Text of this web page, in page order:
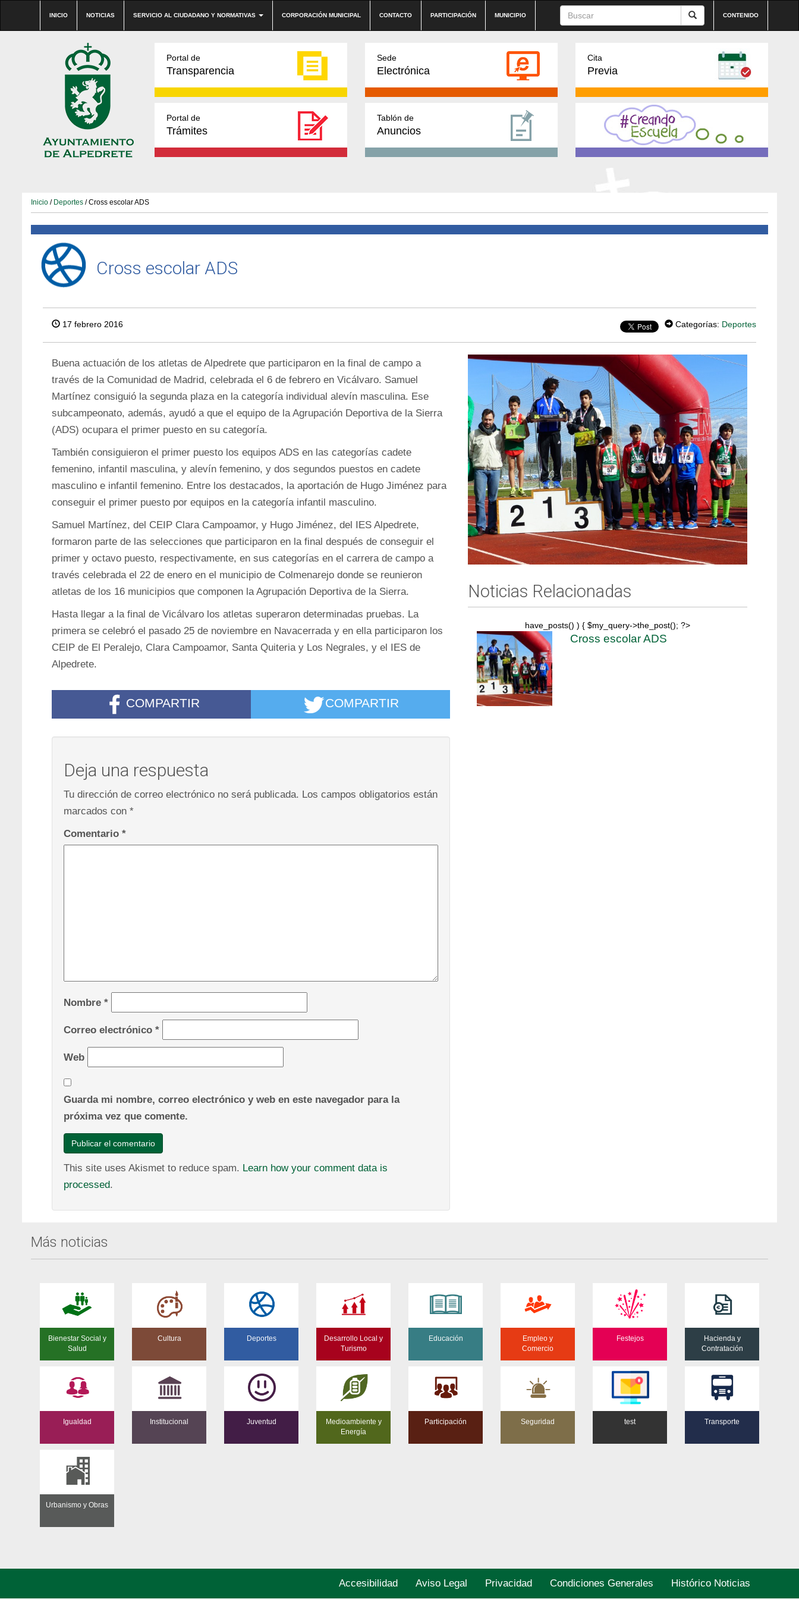
INICIO NOTICIAS SERVICIO AL CIUDADANO Y NORMATIVAS CORPORACIÓN MUNICIPAL CONTACTO PARTICIPACIÓN MUNICIPIO CONTENIDO
Portal de
Transparencia
Sede
Electrónica
Cita
Previa
Portal de
Trámites
Tablón de
Anuncios
Inicio / Deportes / Cross escolar ADS
Cross escolar ADS
17 febrero 2016 Categorías: Deportes
Buena actuación de los atletas de Alpedrete que participaron en la final de campo a
través de la Comunidad de Madrid, celebrada el 6 de febrero en Vicálvaro. Samuel
Martínez consiguió la segunda plaza en la categoría individual alevín masculina. Ese
subcampeonato, además, ayudó a que el equipo de la Agrupación Deportiva de la Sierra
(ADS) ocupara el primer puesto en su categoría.
También consiguieron el primer puesto los equipos ADS en las categorías cadete
femenino, infantil masculina, y alevín femenino, y dos segundos puestos en cadete
masculino e infantil femenino. Entre los destacados, la aportación de Hugo Jiménez para
conseguir el primer puesto por equipos en la categoría infantil masculino.
Samuel Martínez, del CEIP Clara Campoamor, y Hugo Jiménez, del IES Alpedrete,
formaron parte de las selecciones que participaron en la final después de conseguir el
primer y octavo puesto, respectivamente, en sus categorías en el carrera de campo a
través celebrada el 22 de enero en el municipio de Colmenarejo donde se reunieron
atletas de los 16 municipios que componen la Agrupación Deportiva de la Sierra.
Hasta llegar a la final de Vicálvaro los atletas superaron determinadas pruebas. La
primera se celebró el pasado 25 de noviembre en Navacerrada y en ella participaron los
CEIP de El Peralejo, Clara Campoamor, Santa Quiteria y Los Negrales, y el IES de
Alpedrete.
COMPARTIR COMPARTIR
Deja una respuesta
Tu dirección de correo electrónico no será publicada. Los campos obligatorios están
marcados con *
Comentario *
Nombre *
Correo electrónico *
Web
Guarda mi nombre, correo electrónico y web en este navegador para la
próxima vez que comente.
This site uses Akismet to reduce spam. Learn how your comment data is
processed.
Noticias Relacionadas
have_posts() ) { $my_query->the_post(); ?>
Cross escolar ADS
Más noticias
Bienestar Social y
Salud
Cultura Deportes
Desarrollo Local y
Turismo
Educación
Empleo y
Comercio
Festejos
Hacienda y
Contratación
Igualdad Institucional Juventud
Medioambiente y
Energía
Participación Seguridad test Transporte
Urbanismo y Obras
Accesibilidad Aviso Legal Privacidad Condiciones Generales Histórico Noticias